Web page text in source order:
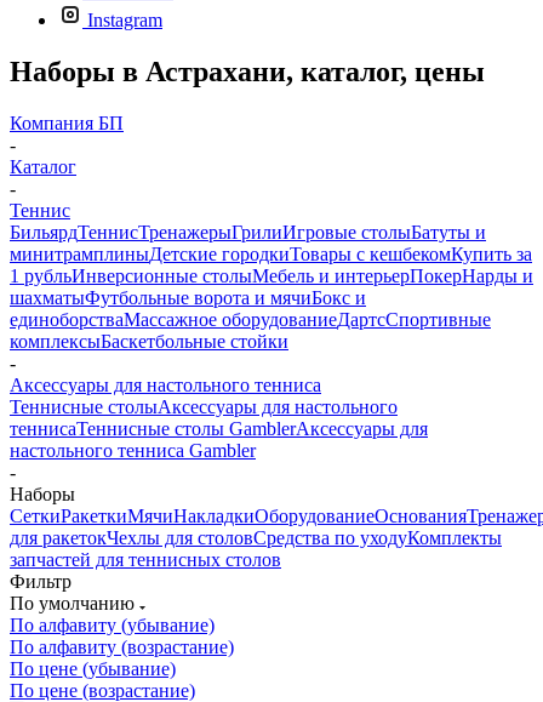
Instagram
Наборы в Астрахани, каталог, цены
Компания БП
-
Каталог
-
Теннис
БильярдТеннисТренажерыГрилиИгровые столыБатуты и
минитрамплиныДетские городкиТовары с кешбекомКупить за
1 рубльИнверсионные столыМебель и интерьерПокерНарды и
шахматыФутбольные ворота и мячиБокс и
единоборстваМассажное оборудованиеДартсСпортивные
комплексыБаскетбольные стойки
-
Аксессуары для настольного тенниса
Теннисные столыАксессуары для настольного
теннисаТеннисные столы GamblerАксессуары для
настольного тенниса Gambler
-
Наборы
СеткиРакеткиМячиНакладкиОборудованиеОснования
для ракетокЧехлы для столовСредства по уходуКомплекты
запчастей для теннисных столов
Фильтр
По умолчанию
По алфавиту (убывание)
По алфавиту (возрастание)
По цене (убывание)
По цене (возрастание)